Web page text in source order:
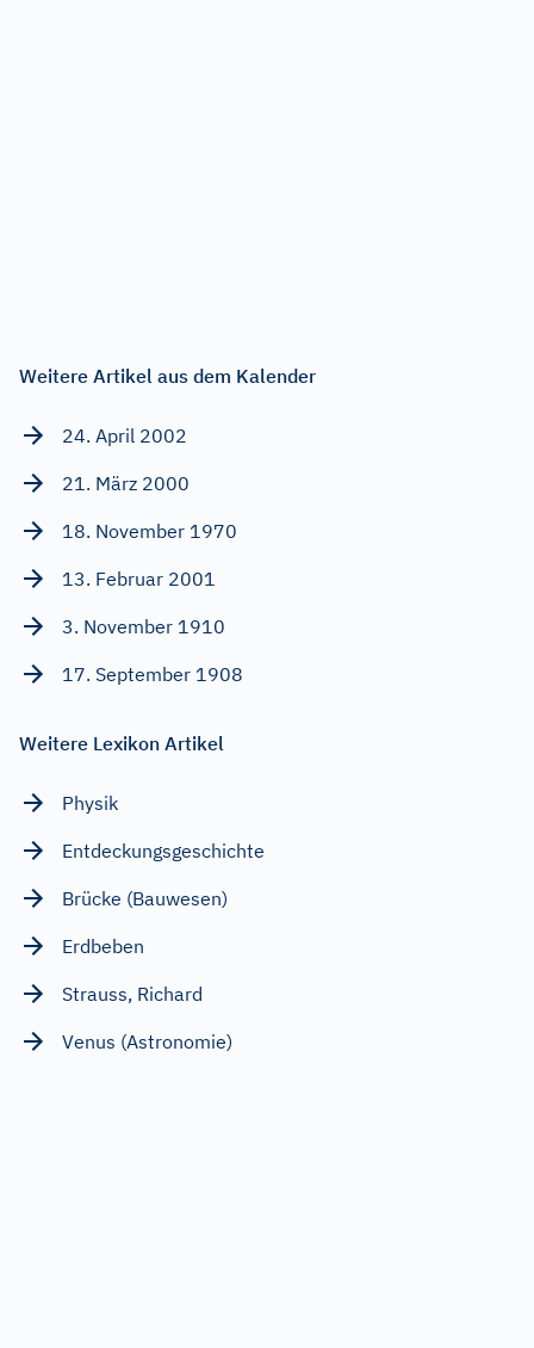
Weitere Artikel aus dem Kalender
24. April 2002
21. März 2000
18. November 1970
13. Februar 2001
3. November 1910
17. September 1908
Weitere Lexikon Artikel
Physik
Entdeckungsgeschichte
Brücke (Bauwesen)
Erdbeben
Strauss, Richard
Venus (Astronomie)